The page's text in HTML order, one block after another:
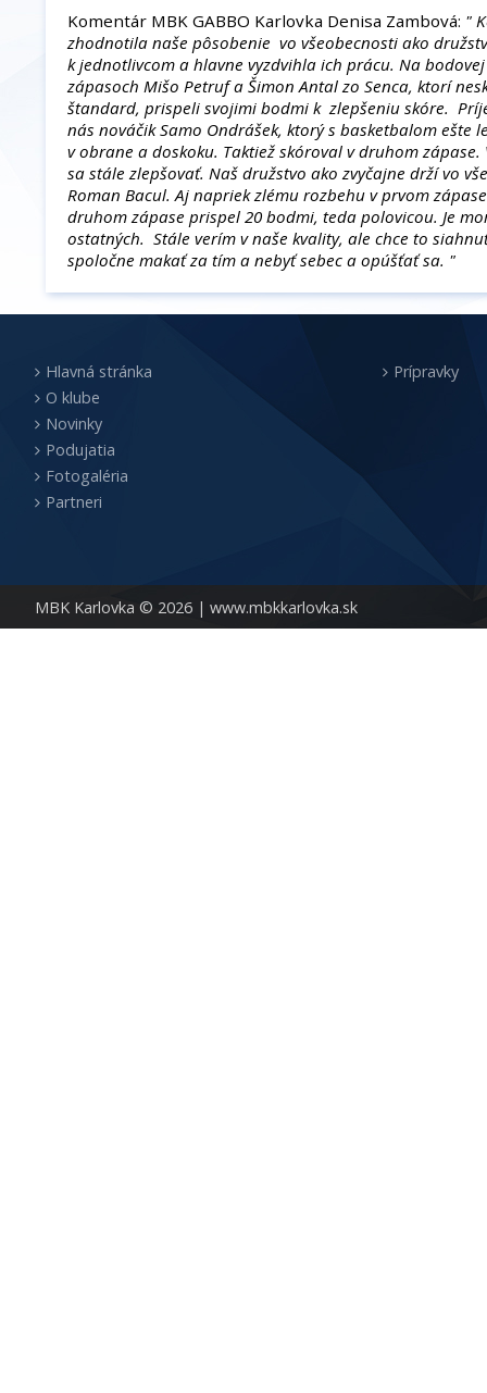
Komentár MBK GABBO Karlovka Denisa Zambová: "
zhodnotila naše pôsobenie vo všeobecnosti ako
k jednotlivcom a hlavne vyzdvihla ich prácu. Na
zápasoch Mišo Petruf a Šimon Antal zo Senca, ktorí
štandard, prispeli svojimi bodmi k zlepšeniu skóre.
nás nováčik Samo Ondrášek, ktorý s basketbalom ešte
v obrane a doskoku. Taktiež skóroval v druhom
sa stále zlepšovať. Naš družstvo ako zvyčajne drží vo
Roman Bacul. Aj napriek zlému rozbehu v prvom
druhom zápase prispel 20 bodmi, teda polovicou. Je
ostatných. Stále verím v naše kvality, ale chce to
spoločne makať za tím a nebyť sebec a opúšťať sa. "
MBK Karlovka © 2026 | www.mbkkarlovka.sk
Hlavná stránka
O klube
Novinky
Podujatia
Fotogaléria
Partneri
Prípravky